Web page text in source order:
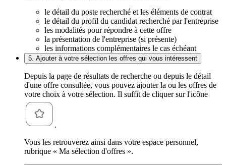
le détail du poste recherché et les éléments de contrat
le détail du profil du candidat recherché par l'entreprise
les modalités pour répondre à cette offre
la présentation de l'entreprise (si présente)
les informations complémentaires le cas échéant
5. Ajouter à votre sélection les offres qui vous intéressent
Depuis la page de résultats de recherche ou depuis le détail
d'une offre consultée, vous pouvez ajouter la ou les offres de
votre choix à votre sélection. Il suffit de cliquer sur l'icône
.
Vous les retrouverez ainsi dans votre espace personnel,
rubrique « Ma sélection d'offres ».